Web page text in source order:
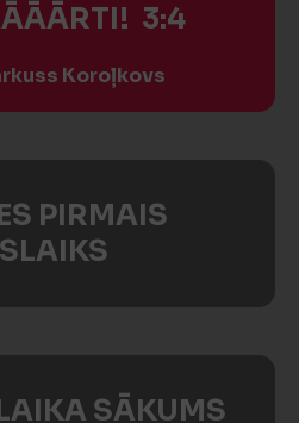
3:4
Koroļkovs
PIRMAIS
SĀKUMS